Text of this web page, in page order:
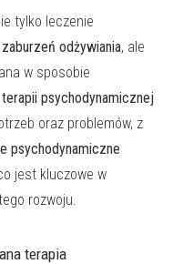
tylko leczenie
zaburzeń odżywiania, ale
w sposobie
psychodynamicznej
oraz problemów, z
psychodynamiczne
jest kluczowe w
rozwoju.
terapia